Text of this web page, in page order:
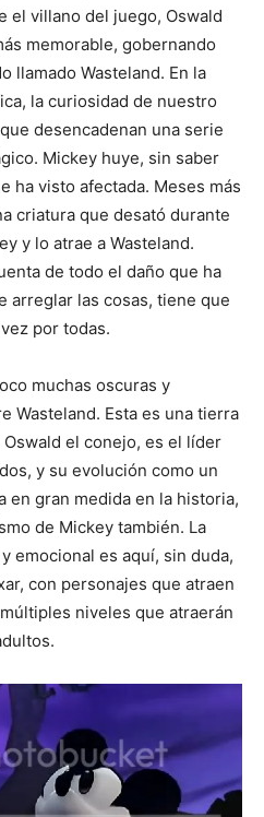
el villano del juego, Oswald
memorable, gobernando
llamado Wasteland. En la
la curiosidad de nuestro
desencadenan una serie
Mickey huye, sin saber
ha visto afectada. Meses más
criatura que desató durante
y lo atrae a Wasteland.
de todo el daño que ha
arreglar las cosas, tiene que
por todas.
muchas oscuras y
Wasteland. Esta es una tierra
el conejo, es el líder
y su evolución como un
en gran medida en la historia,
de Mickey también. La
emocional es aquí, sin duda,
con personajes que atraen
niveles que atraerán